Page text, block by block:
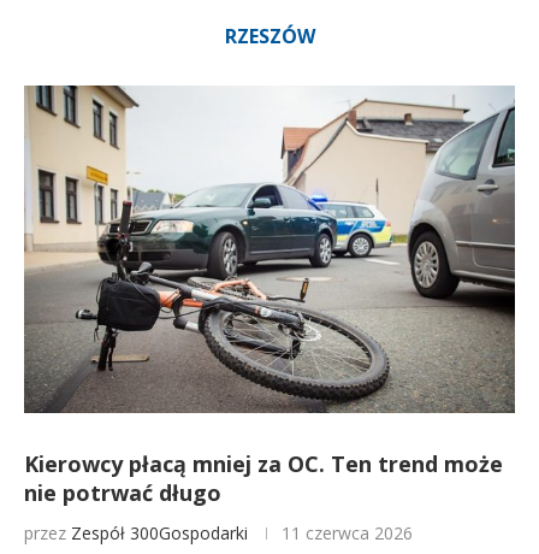
RZESZÓW
Kierowcy płacą mniej za OC. Ten trend może
nie potrwać długo
przez Zespół 300Gospodarki 11 czerwca 2026